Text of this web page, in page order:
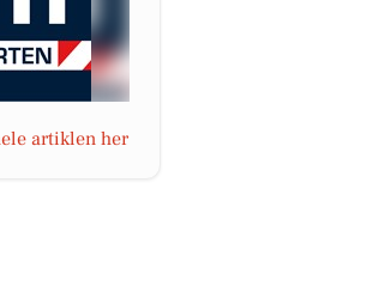
artiklen her